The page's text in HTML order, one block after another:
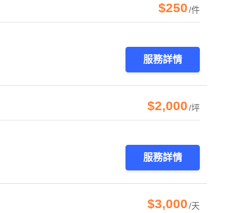
$250/件
服務詳情
$2,000/坪
服務詳情
$3,000/天